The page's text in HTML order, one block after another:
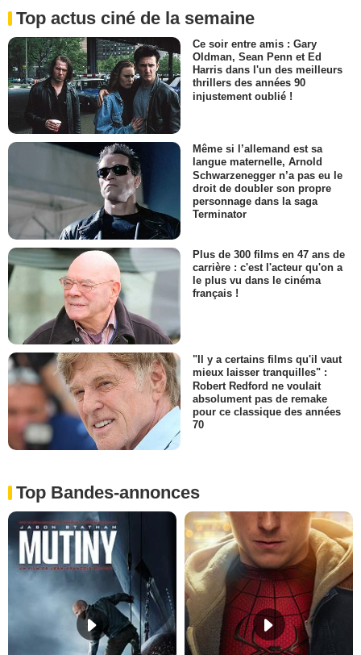
Top actus ciné de la semaine
Ce soir entre amis : Gary
Oldman, Sean Penn et Ed
Harris dans l'un des meilleurs
thrillers des années 90
injustement oublié !
Même si l’allemand est sa
langue maternelle, Arnold
Schwarzenegger n’a pas eu le
droit de doubler son propre
personnage dans la saga
Terminator
Plus de 300 films en 47 ans de
carrière : c'est l'acteur qu'on a
le plus vu dans le cinéma
français !
"Il y a certains films qu'il vaut
mieux laisser tranquilles" :
Robert Redford ne voulait
absolument pas de remake
pour ce classique des années
70
Top Bandes-annonces